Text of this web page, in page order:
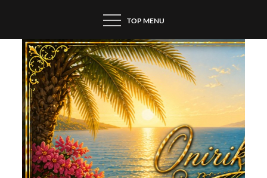
content
TOP MENU